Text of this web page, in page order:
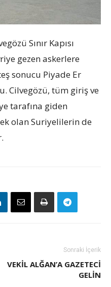
Sınır Kapısı
gezen askerlere
sonucu Piyade Er
Cilvegözü, tüm giriş ve
tarafına giden
olan Suriyelilerin de
Sonraki İçerik
VEKIL ALĞAN’A GAZETECI
GELIN